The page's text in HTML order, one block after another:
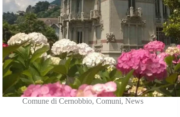
Comune di Cernobbio,Comuni,News